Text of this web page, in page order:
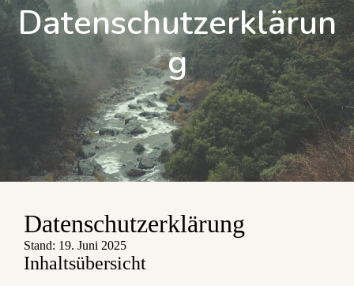
Datenschutzerklärun
g
Datenschutzerklärung
Stand: 19. Juni 2025
Inhaltsübersicht